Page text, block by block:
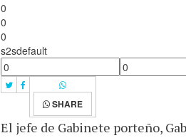
0
0
0
s2sdefault
SHARE
El jefe de Gabinete porteño,